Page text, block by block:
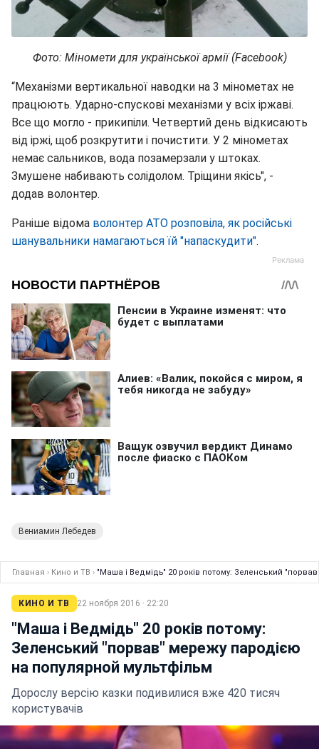
Фото: Міномети для української армії (Facebook)
“Механізми вертикальної наводки на 3 мінометах не
працюють. Ударно-спускові механізми у всіх іржаві.
Все що могло - прикипіли. Четвертий день відкисають
від іржі, щоб розкрутити і почистити. У 2 мінометах
немає сальников, вода позамерзали у штоках.
Змушене набивають солідолом. Тріщини якісь", -
додав волонтер.
Раніше відома волонтер АТО розповіла, як російські
шанувальники намагаються їй "напаскудити".
Вениамин Лебедев
Главная › Кино и ТВ › "Маша і Ведмідь" 20 років потому: Зеленський
КИНО И ТВ 22 ноября 2016 · 22:20
"Маша і Ведмідь" 20 років потому:
Зеленський "порвав" мережу пародією
на популярной мультфільм
Дорослу версію казки подивилися вже 420 тисяч
користувачів